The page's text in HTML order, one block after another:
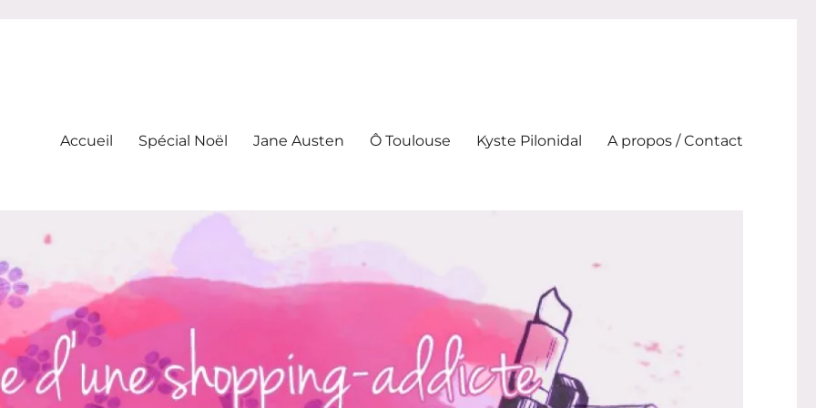
Accueil Spécial Noël Jane Austen Ô Toulouse Kyste Pilonidal A propos / Contact